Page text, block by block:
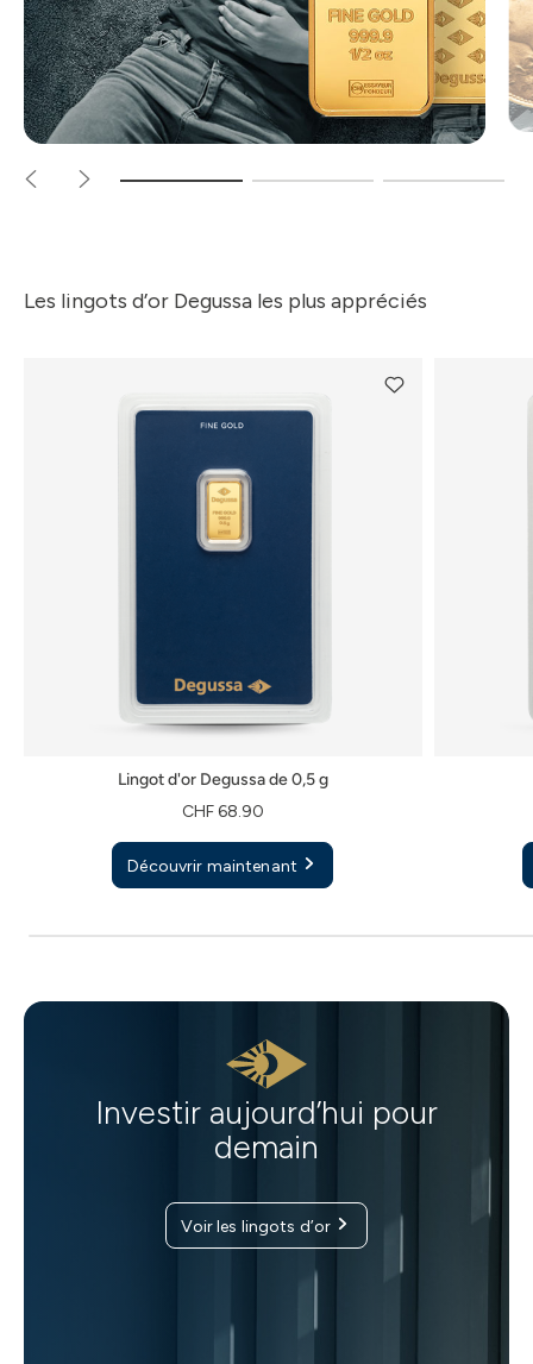
Les lingots d’or Degussa les plus appréciés
Lingot d'or Degussa de 0,5 g
CHF 68.90
Découvrir maintenant
Investir aujourd’hui pour
demain
Voir les lingots d’or